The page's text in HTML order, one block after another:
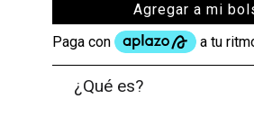
Agregar a mi
¿Qué es?